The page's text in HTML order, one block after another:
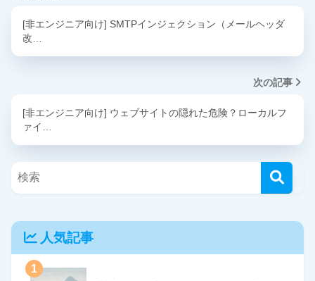
[非エンジニア向け] SMTPインジェクション（メールヘッダ
改…
次の記事
[非エンジニア向け] ウェブサイトの隠れた危険？ローカルフ
ァイ…
人気記事
1